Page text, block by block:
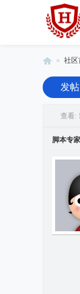
红
客
» 社区
发帖
查看:
脚本专家